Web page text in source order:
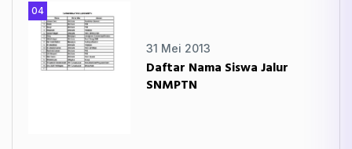
04
31 Mei 2013
Daftar Nama Siswa Jalur
SNMPTN